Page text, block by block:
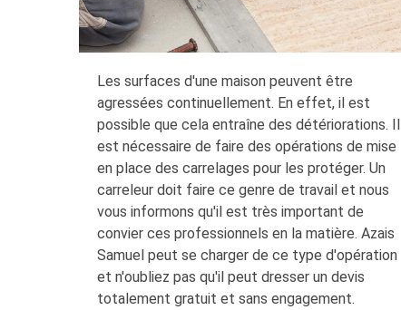
Les surfaces d'une maison peuvent être
agressées continuellement. En effet, il est
possible que cela entraîne des détériorations. Il
est nécessaire de faire des opérations de mise
en place des carrelages pour les protéger. Un
carreleur doit faire ce genre de travail et nous
vous informons qu'il est très important de
convier ces professionnels en la matière. Azais
Samuel peut se charger de ce type d'opération
et n'oubliez pas qu'il peut dresser un devis
totalement gratuit et sans engagement.